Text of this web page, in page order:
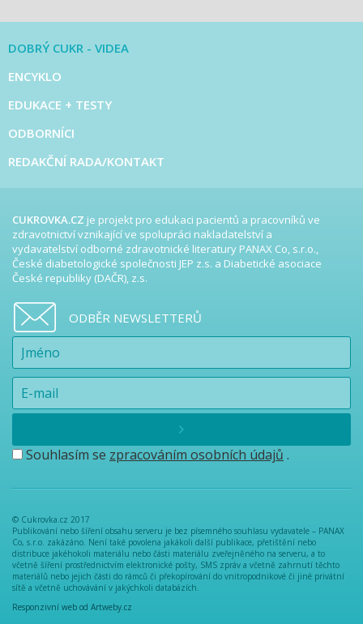
DOBRÝ CUKR - VIDEA
ENCYKLO
EDUKACE + TESTY
ODBORNÍCI
REDAKČNÍ RADA/KONTAKT
CUKROVKA.CZ je projekt pro edukaci pacientů a pracovníků ve
zdravotnictví vznikající ve spolupráci nakladatelství a
vydavatelství odborné zdravotnické literatury PANAX Co, s.r.o.,
České diabetologické společnosti JEP z.s. a Diabetické asociace
České republiky (DAČR), z.s.
ODBĚR NEWSLETTERŮ
Souhlasím se zpracováním osobních údajů .
© Cukrovka.cz 2017
Publikování nebo šíření obsahu serveru je bez písemného souhlasu vydavatele – PANAX
Co, s.r.o. zakázáno. Není také povolena jakákoli další publikace, přetištění nebo
distribuce jakéhokoli materiálu nebo části materiálu zveřejněného na serveru, a to
včetně šíření prostřednictvím elektronické pošty, SMS zpráv a včetně zahrnutí těchto
materiálů nebo jejich části do rámců či překopírování do vnitropodnikové či jiné privátní
sítě a včetně uchovávání v jakýchkoli databázích.
Responzivní web od Artweby.cz